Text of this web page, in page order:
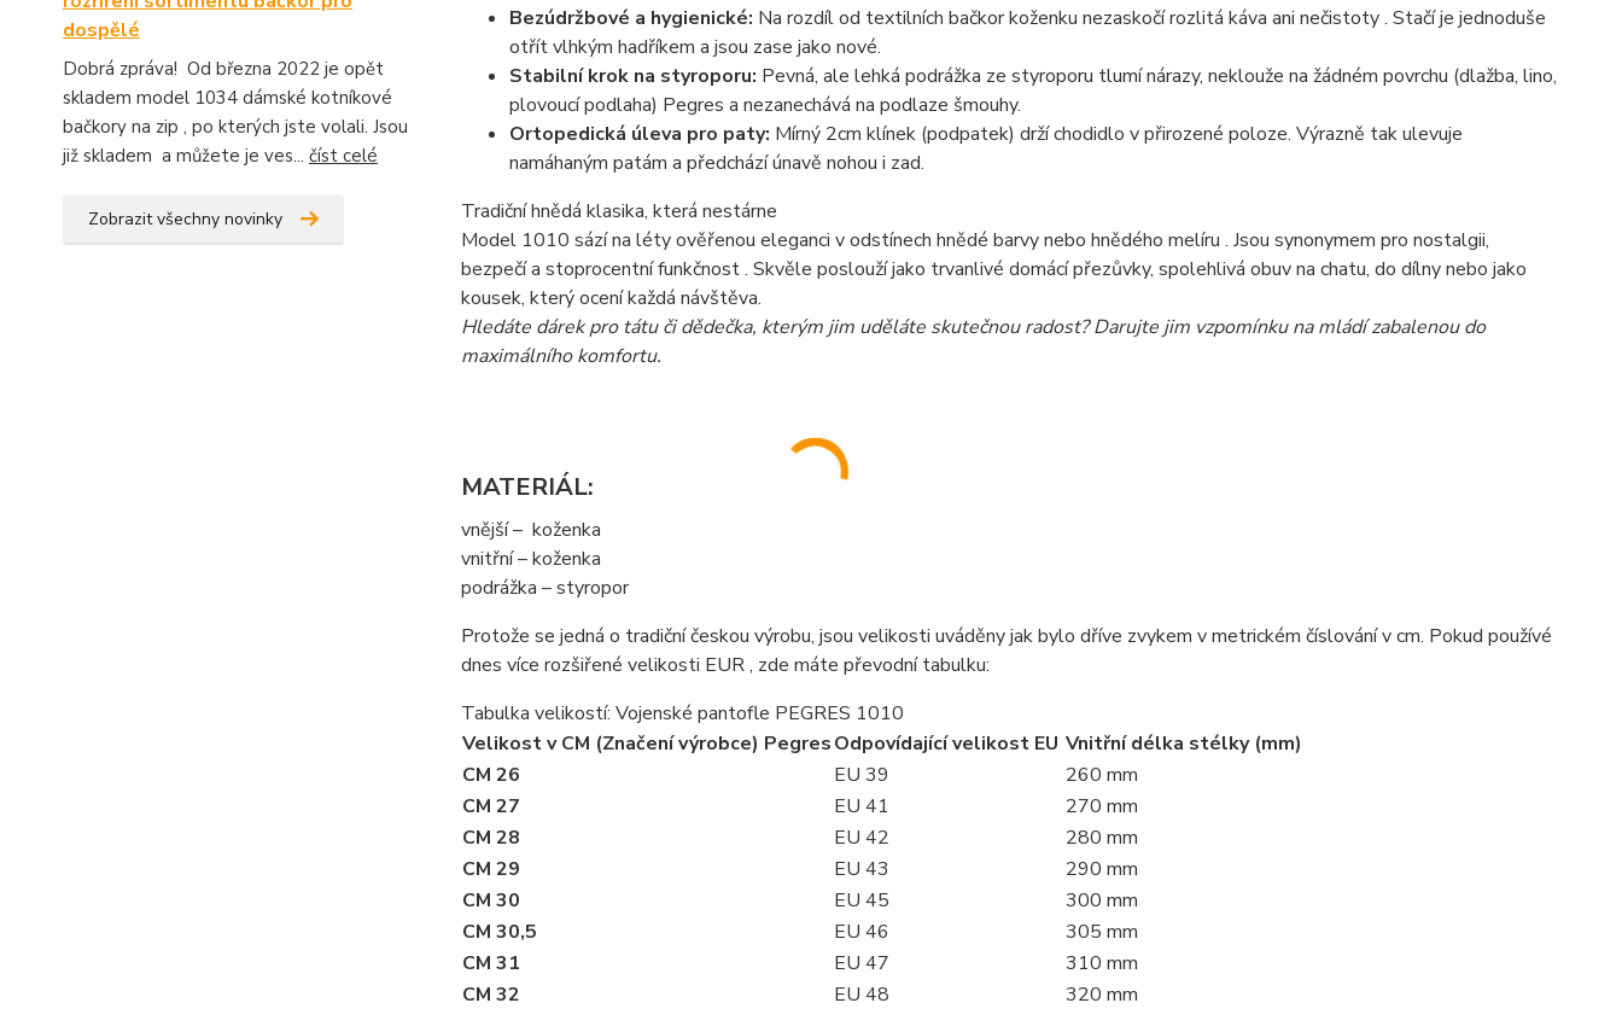
dospělé
Dobrá zpráva! Od března 2022 je opět
skladem model 1034 dámské kotníkové
bačkory na zip , po kterých jste volali. Jsou
již skladem a můžete je ves... číst celé
Zobrazit všechny novinky
Bezúdržbové a hygienické: Na rozdíl od textilních bačkor koženku nezaskočí rozlitá káva ani nečistoty. Stačí je jednoduše
otřít vlhkým hadříkem a jsou zase jako nové.
Stabilní krok na styroporu: Pevná, ale lehká podrážka ze styroporu tlumí nárazy, neklouže na žádném povrchu (dlažba, lino,
plovoucí podlaha) Pegres a nezanechává na podlaze šmouhy.
Ortopedická úleva pro paty: Mírný 2cm klínek (podpatek) drží chodidlo v přirozené poloze. Výrazně tak ulevuje
namáhaným patám a předchází únavě nohou i zad.
Tradiční hnědá klasika, která nestárne
Model 1010 sází na léty ověřenou eleganci v odstínech hnědé barvy nebo hnědého melíru . Jsou synonymem pro nostalgii,
bezpečí a stoprocentní funkčnost . Skvěle poslouží jako trvanlivé domácí přezůvky, spolehlivá obuv na chatu, do dílny nebo jako
kousek, který ocení každá návštěva.
Hledáte dárek pro tátu či dědečka, kterým jim uděláte skutečnou radost? Darujte jim vzpomínku na mládí zabalenou do
maximálního komfortu.
MATERIÁL:
vnější – koženka
vnitřní – koženka
podrážka – styropor
Protože se jedná o tradiční českou výrobu, jsou velikosti uváděny jak bylo dříve zvykem v metrickém číslování v cm. Pokud používé
dnes více rozšiřené velikosti EUR , zde máte převodní tabulku:
Tabulka velikostí: Vojenské pantofle PEGRES 1010
Velikost v CM (Značení výrobce) PegresOdpovídající velikost EU Vnitřní délka stélky (mm)
CM 26
EU 39
260 mm
CM 27
EU 41
270 mm
CM 28
EU 42
280 mm
CM 29
EU 43
290 mm
CM 30
EU 45
300 mm
CM 30,5
EU 46
305 mm
CM 31
EU 47
310 mm
CM 32
EU 48 320 mm